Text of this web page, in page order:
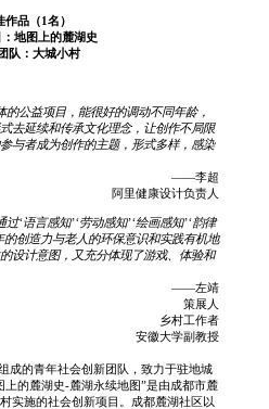
作品（1名）
地图上的麓湖史
队：大城小村
公益项目，能很好的调动不同年龄，
去延续和传承文化理念，让创作不局限
与者成为创作的主题，形式多样，感染
——李超
阿里健康设计负责人
‘语言感知’‘劳动感知’‘绘画感知’‘韵律
的创造力与老人的环保意识和实践有机地
设计意图，又充分体现了游戏、体验和
——左靖
策展人
乡村工作者
安徽大学副教授
成的青年社会创新团队，致力于驻地城
上的麓湖史-麓湖永续地图”是由成都市麓
实施的社会创新项目。成都麓湖社区以